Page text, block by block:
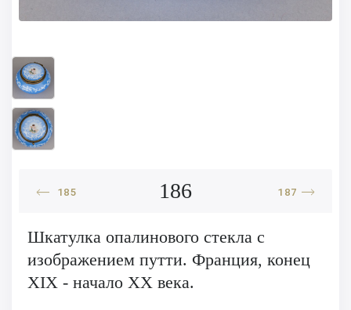
185 186 187
Шкатулка опалинового стекла с
изображением путти. Франция, конец
XIX - начало XX века.